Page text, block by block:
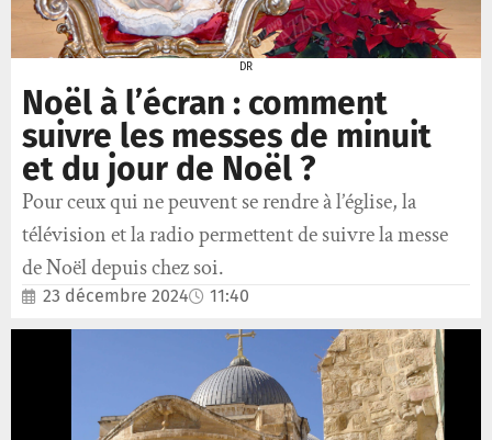
DR
Noël à l’écran : comment
suivre les messes de minuit
et du jour de Noël ?
Pour ceux qui ne peuvent se rendre à l’église, la
télévision et la radio permettent de suivre la messe
de Noël depuis chez soi.
23 décembre 2024 11:40